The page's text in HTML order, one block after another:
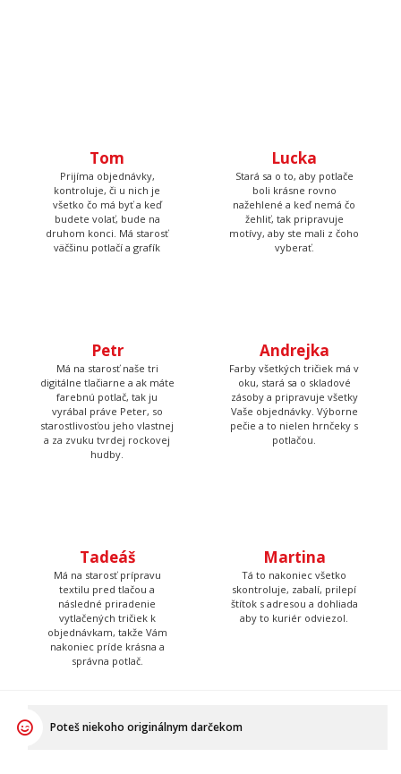
Tom
Prijíma objednávky,
kontroluje, či u nich je
všetko čo má byť a keď
budete volať, bude na
druhom konci. Má starosť
väčšinu potlačí a grafík
Lucka
Stará sa o to, aby potlače
boli krásne rovno
nažehlené a keď nemá čo
žehliť, tak pripravuje
motívy, aby ste mali z čoho
vyberať.
Petr
Má na starosť naše tri
digitálne tlačiarne a ak máte
farebnú potlač, tak ju
vyrábal práve Peter, so
starostlivosťou jeho vlastnej
a za zvuku tvrdej rockovej
hudby.
Andrejka
Farby všetkých tričiek má v
oku, stará sa o skladové
zásoby a pripravuje všetky
Vaše objednávky. Výborne
pečie a to nielen hrnčeky s
potlačou.
Tadeáš
Má na starosť prípravu
textilu pred tlačou a
následné priradenie
vytlačených tričiek k
objednávkam, takže Vám
nakoniec príde krásna a
správna potlač.
Martina
Tá to nakoniec všetko
skontroluje, zabalí, prilepí
štítok s adresou a dohliada
aby to kuriér odviezol.
Poteš niekoho originálnym darčekom